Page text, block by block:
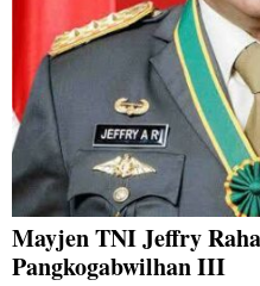
Mayjen TNI Jeffry
Pangkogabwilhan III